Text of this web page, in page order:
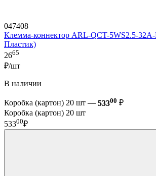
047408
Клемма-коннектор ARL-QCT-5WS2.5-
Пластик)
2665
₽/шт
В наличии
Коробка (картон) 20 шт — 53300 ₽
Коробка (картон) 20 шт
53300₽